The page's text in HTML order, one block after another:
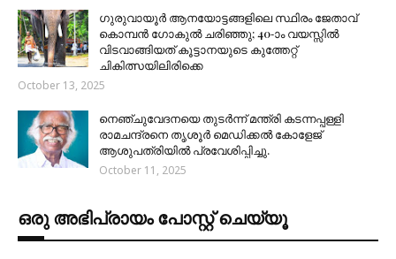
ഗുരുവായൂർ ആനയോട്ടങ്ങളിലെ സ്ഥിരം ജേതാവ്
കൊമ്പൻ ഗോകുൽ ചരിഞ്ഞു; 40-ാം വയസ്സിൽ
വിടവാങ്ങിയത് കൂട്ടാനയുടെ കുത്തേറ്റ്
ചികിത്സയിലിരിക്കെ
October 13, 2025
നെഞ്ചുവേദനയെ തുടർന്ന് മന്ത്രി കടന്നപ്പള്ളി
രാമചന്ദ്രനെ തൃശൂർ മെഡിക്കൽ കോളേജ്
ആശുപത്രിയിൽ പ്രവേശിപ്പിച്ചു.
October 11, 2025
ഒരു അഭിപ്രായം പോസ്റ്റ് ചെയ്യൂ